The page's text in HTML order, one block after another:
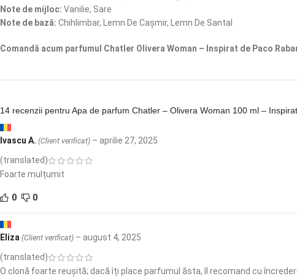
Note de mijloc: Vanilie, Sare
Note de bază: Chihlimbar, Lemn De Cașmir, Lemn De Santal
Comandă acum parfumul Chatler Olivera Woman – Inspirat de Paco
14 recenzii pentru Apa de parfum Chatler – Olivera Woman 100 ml –
Ivascu A. (Client verificat) – aprilie 27, 2025
(translated)
Foarte mulțumit
0 0
Eliza (Client verificat) – august 4, 2025
(translated)
O clonă foarte reușită; dacă îți place parfumul ăsta, îl recomand cu